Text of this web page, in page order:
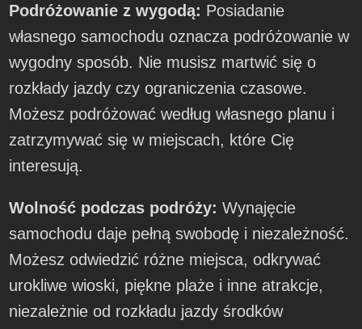
Podróżowanie z wygodą: Posiadanie
własnego samochodu oznacza podróżowanie w
wygodny sposób. Nie musisz martwić się o
rozkłady jazdy czy ograniczenia czasowe.
Możesz podróżować według własnego planu i
zatrzymywać się w miejscach, które Cię
interesują.
Wolność podczas podróży: Wynajęcie
samochodu daje pełną swobodę i niezależność.
Możesz odwiedzić różne miejsca, odkrywać
urokliwe wioski, piękne plaże i inne atrakcje,
niezależnie od rozkładu jazdy środków